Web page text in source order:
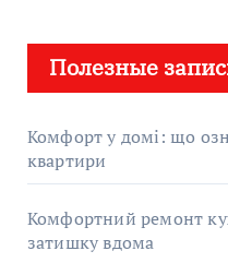
Полезные
Комфорт у домі: що
квартири
Комфортний ремонт
затишку вдома